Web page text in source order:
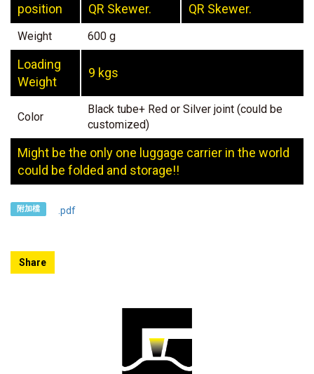
position
QR Skewer.
QR Skewer.
Weight 600 g
Loading
Weight
9 kgs
Color
Black tube+ Red or Silver joint (could be
customized)
Might be the only one luggage carrier in the world
could be folded and storage!!
附加檔 .pdf
Share